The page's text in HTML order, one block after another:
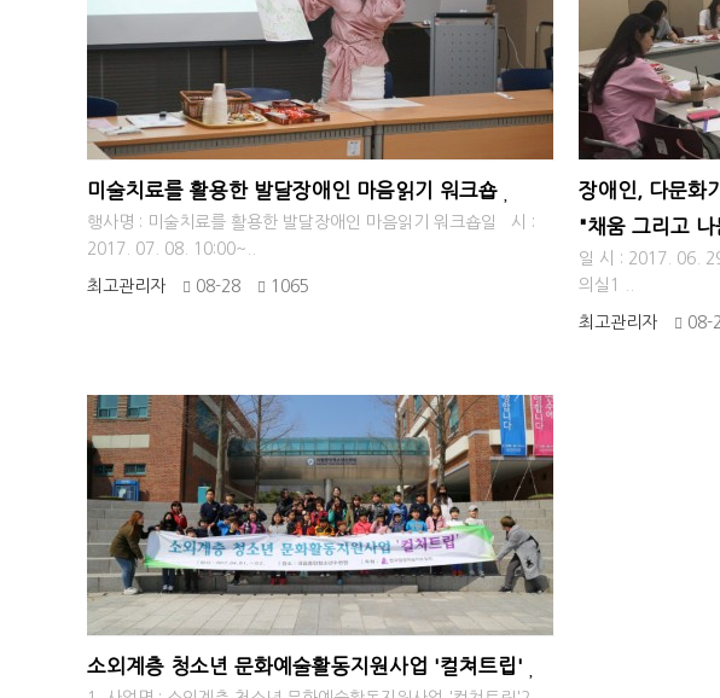
미술치료를 활용한 발달장애인 마음읽기 워크숍
행사명 : 미술치료를 활용한 발달장애인 마음읽기 워크숍일 시 :
2017. 07. 08. 10:00~..
최고관리자 08-28 1065
장애인, 다문화
"채움 그리고
일 시 : 2017. 06.
의실1 ..
최고관리자 08-
소외계층 청소년 문화예술활동지원사업 '컬쳐트립'